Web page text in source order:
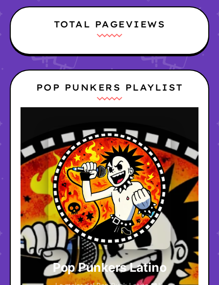
TOTAL PAGEVIEWS
POP PUNKERS PLAYLIST